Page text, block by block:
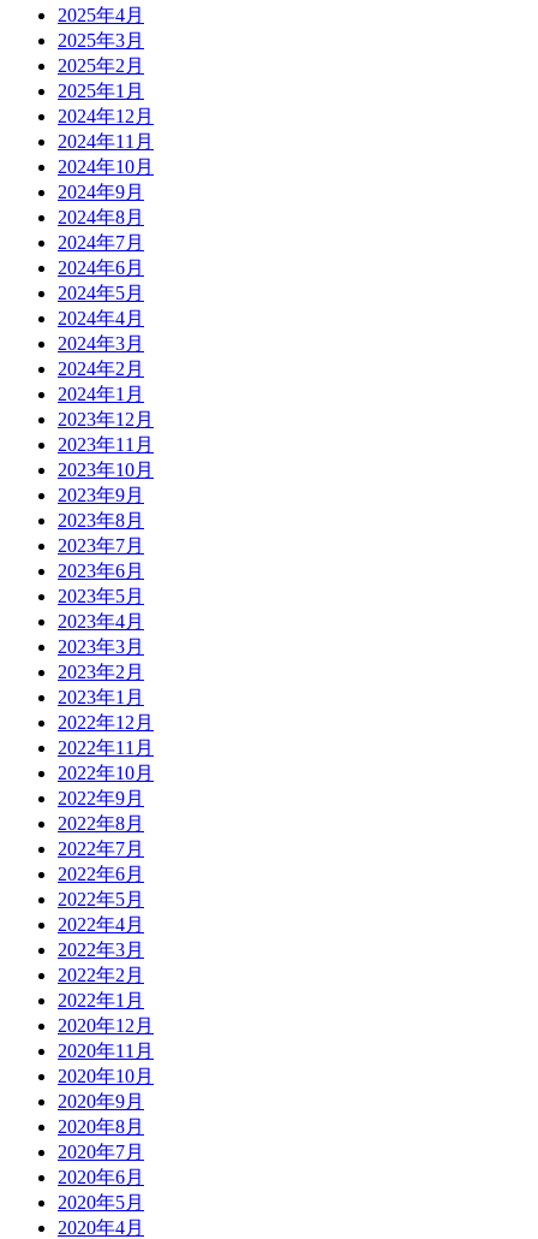
2025年4月
2025年3月
2025年2月
2025年1月
2024年12月
2024年11月
2024年10月
2024年9月
2024年8月
2024年7月
2024年6月
2024年5月
2024年4月
2024年3月
2024年2月
2024年1月
2023年12月
2023年11月
2023年10月
2023年9月
2023年8月
2023年7月
2023年6月
2023年5月
2023年4月
2023年3月
2023年2月
2023年1月
2022年12月
2022年11月
2022年10月
2022年9月
2022年8月
2022年7月
2022年6月
2022年5月
2022年4月
2022年3月
2022年2月
2022年1月
2020年12月
2020年11月
2020年10月
2020年9月
2020年8月
2020年7月
2020年6月
2020年5月
2020年4月